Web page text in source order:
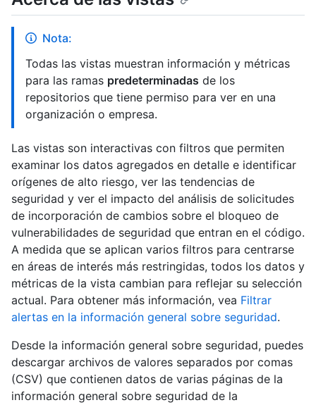
Nota:
Todas las vistas muestran información y métricas
para las ramas predeterminadas de los
repositorios que tiene permiso para ver en una
organización o empresa.
Las vistas son interactivas con filtros que permiten
examinar los datos agregados en detalle e identificar
orígenes de alto riesgo, ver las tendencias de
seguridad y ver el impacto del análisis de solicitudes
de incorporación de cambios sobre el bloqueo de
vulnerabilidades de seguridad que entran en el código.
A medida que se aplican varios filtros para centrarse
en áreas de interés más restringidas, todos los datos y
métricas de la vista cambian para reflejar su selección
actual. Para obtener más información, vea Filtrar
alertas en la información general sobre seguridad.
Desde la información general sobre seguridad, puedes
descargar archivos de valores separados por comas
(CSV) que contienen datos de varias páginas de la
información general sobre seguridad de la